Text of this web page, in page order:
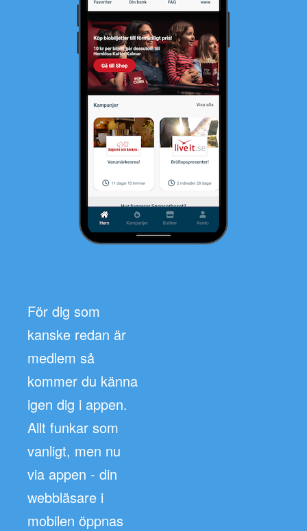
För dig som
kanske redan är
medlem så
kommer du känna
igen dig i appen.
Allt funkar som
vanligt, men nu
via appen - din
webbläsare i
mobilen öppnas